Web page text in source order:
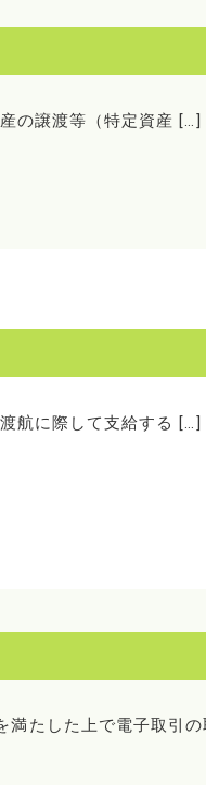
の譲渡等（特定資産 […]
航に際して支給する […]
たした上で電子取引の